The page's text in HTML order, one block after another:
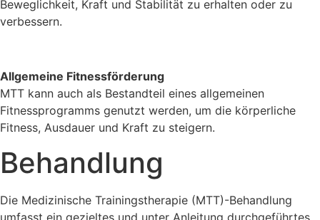
Beweglichkeit, Kraft und Stabilität zu erhalten oder zu
verbessern.
Allgemeine Fitnessförderung
MTT kann auch als Bestandteil eines allgemeinen
Fitnessprogramms genutzt werden, um die körperliche
Fitness, Ausdauer und Kraft zu steigern.
Behandlung
Die Medizinische Trainingstherapie (MTT)-Behandlung